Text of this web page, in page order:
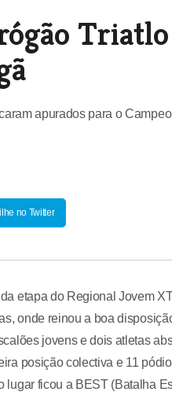
apurados para o
no Twitter
etapa do Regional Jovem
onde reinou a boa
jovens e dois atletas
posição colectiva e 11
lugar ficou a BEST (Batalha